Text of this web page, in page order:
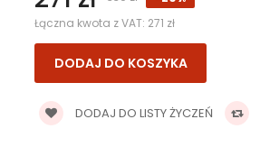
Łączna kwota z VAT: 271 zł
DODAJ DO LISTY ŻYCZEŃ